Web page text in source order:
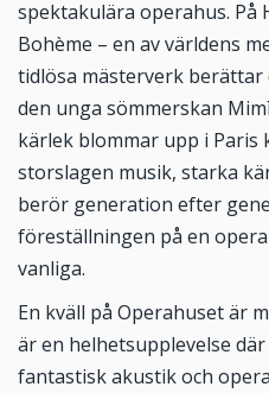
spektakulära operahus. På
Bohème – en av världens
tidlösa mästerverk
den unga sömmerskan
kärlek blommar upp i Paris
storslagen musik, starka
berör generation efter
föreställningen på en
vanliga.
En kväll på Operahuset är
är en helhetsupplevelse
fantastisk akustik och